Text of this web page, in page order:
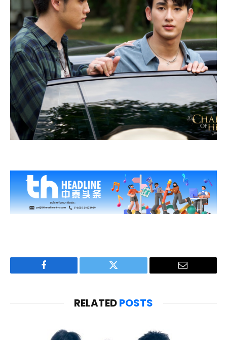
Facebook Twitter Email
RELATEDPOSTS